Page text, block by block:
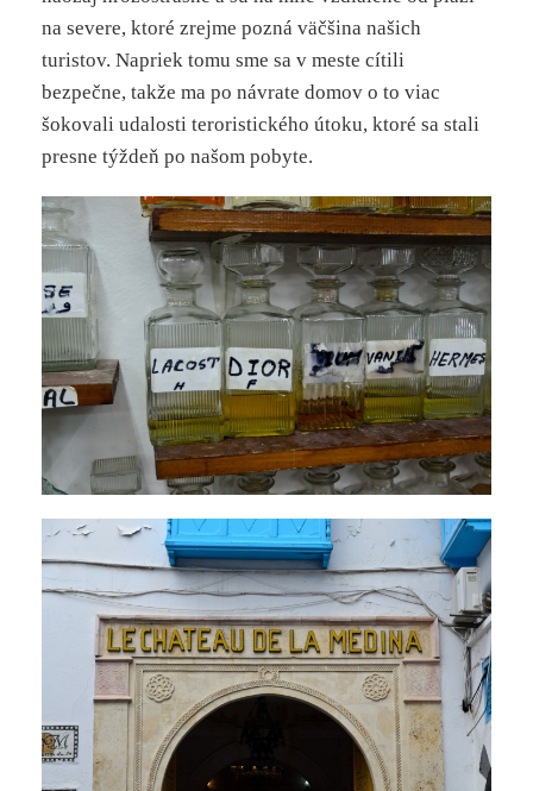
na severe, ktoré zrejme pozná väčšina našich
turistov. Napriek tomu sme sa v meste cítili
bezpečne, takže ma po návrate domov o to viac
šokovali udalosti teroristického útoku, ktoré sa stali
presne týždeň po našom pobyte.